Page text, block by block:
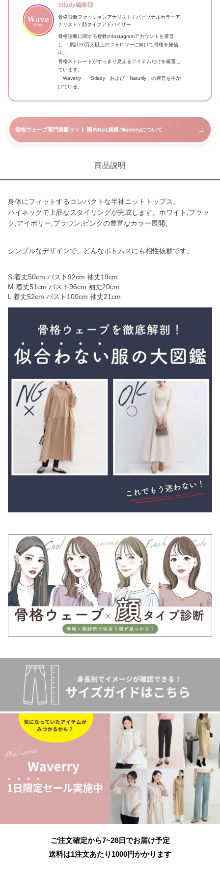
Stlady編集部
骨格診断ファッションアナリスト / パーソナルカラーア
ナリスト / 顔タイプアドバイザー
骨格診断に関する複数のInstagramアカウントを運営
し、 累計20万人以上のフォロワーに向けて骨格を発信
中。
骨格ストレートがすっきり見えるアイテムだけを厳選し
ています。
「Waverry」「Stlady」および「Naturily」の運営を手が
けている。
骨格ウェーブ専門通販サイト 国内No1規模 Waverryについて →
商品説明
身体にフィットするコンパクトな半袖ニットトップス。
ハイネックで上品なスタイリングが完成します。ホワイト,ブラッ
ク,アイボリー,ブラウン,ピンクの豊富なカラー展開。
シンプルなデザインで、どんなボトムスにも相性抜群です。
S 着丈50cm バスト92cm 袖丈19cm
M 着丈51cm バスト96cm 袖丈20cm
ご注文確定から7~28日でお届け予定
送料は1注文あたり 1000円かかります